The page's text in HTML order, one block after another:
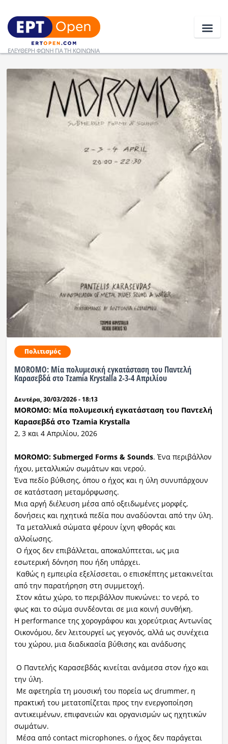
Ειδήσεις
Ελλάδα
Πολιτική
Ραδιόφωνο
Εκπομπές
Πολιτισμός
Πολιτισμός
MOROMO: Μία πολυμεσική εγκατάσταση του Παντελή
Καρασεβδά στο Tzamia Krystalla 2-3-4 Απριλίου
Δευτέρα, 30/03/2026 - 18:13
MOROMO: Μία πολυμεσική εγκατάσταση του Παντελή
Καρασεβδά στο Tzamia Krystalla
2, 3 και 4 Απριλίου, 2026
MOROMO: Submerged Forms & Sounds. Ένα περιβάλλον
ήχου, μεταλλικών σωμάτων και νερού.
Ένα πεδίο βύθισης, όπου ο ήχος και η ύλη συνυπάρχουν
σε κατάσταση μεταμόρφωσης.
Μια αργή διέλευση μέσα από οξειδωμένες μορφές,
δονήσεις και ηχητικά πεδία που αναδύονται από την ύλη.
Τα μεταλλικά σώματα φέρουν ίχνη φθοράς και
αλλοίωσης.
Ο ήχος δεν επιβάλλεται, αποκαλύπτεται, ως μια
εσωτερική δόνηση που ήδη υπάρχει.
Καθώς η εμπειρία εξελίσσεται, ο επισκέπτης μετακινείται
από την παρατήρηση στη συμμετοχή.
Στον κάτω χώρο, το περιβάλλον πυκνώνει: το νερό, το
φως και το σώμα συνδέονται σε μια κοινή συνθήκη.
Η performance της χορογράφου και χορεύτριας Αντωνίας
Οικονόμου, δεν λειτουργεί ως γεγονός, αλλά ως συνέχεια
του χώρου, μια διαδικασία βύθισης και ανάδυσης
Ο Παντελής Καρασεβδάς κινείται ανάμεσα στον ήχο και
την ύλη.
Με αφετηρία τη μουσική του πορεία ως drummer, η
πρακτική του μετατοπίζεται προς την ενεργοποίηση
αντικειμένων, επιφανειών και οργανισμών ως ηχητικών
σωμάτων.
Μέσα από contact microphones, ο ήχος δεν παράγεται